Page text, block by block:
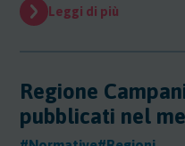
Leggi di più
Regione
pubblicati nel